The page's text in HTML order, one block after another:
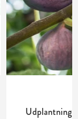
Udplantning